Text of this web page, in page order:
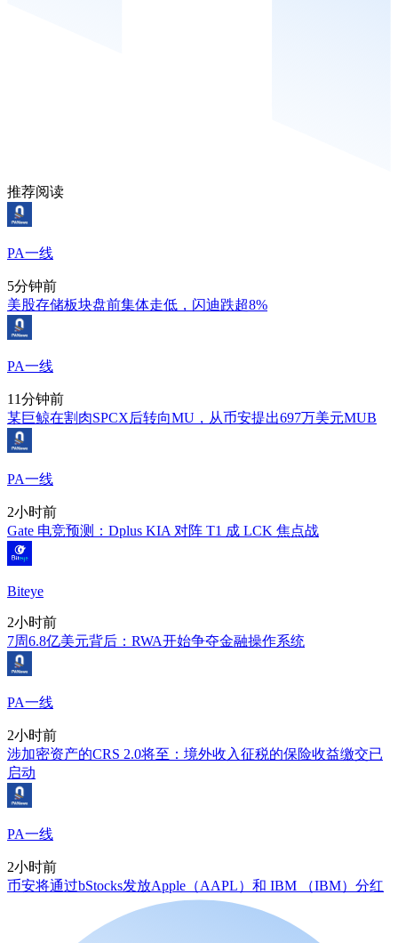
推荐阅读
PA一线
5分钟前
美股存储板块盘前集体走低，闪迪跌超8%
PA一线
11分钟前
某巨鲸在割肉SPCX后转向MU，从币安提出697万美元MUB
PA一线
2小时前
Gate 电竞预测：Dplus KIA 对阵 T1 成 LCK 焦点战
Biteye
2小时前
7周6.8亿美元背后：RWA开始争夺金融操作系统
PA一线
2小时前
涉加密资产的CRS 2.0将至：境外收入征税的保险收益缴交已
启动
PA一线
2小时前
币安将通过bStocks发放Apple（AAPL）和 IBM （IBM）分红